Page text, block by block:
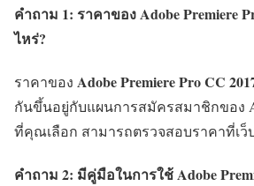
คำถาม 1: ราคาของ Adobe Premiere
ไหร่?
ราคาของ Adobe Premiere Pro CC
กันขึ้นอยู่กับแผนการสมัครสมาชิกของ
ที่คุณเลือก สามารถตรวจสอบราคาที่เว็
คำถาม 2: มีคู่มือในการใช้ Adobe